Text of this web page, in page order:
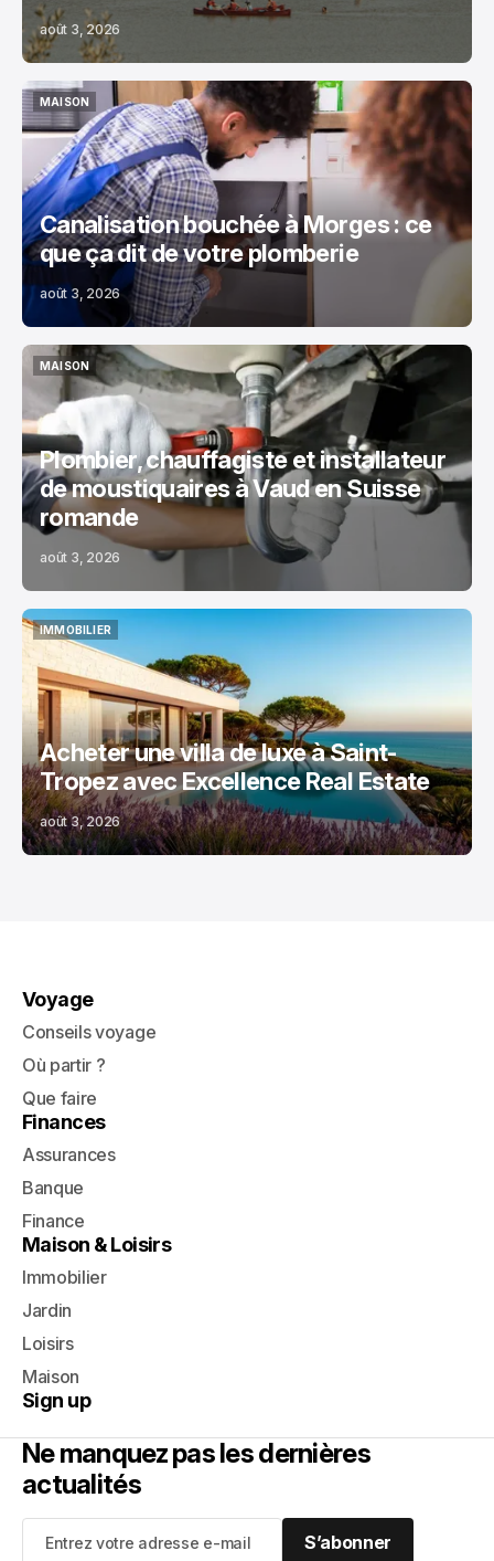
août 3, 2026
MAISON
MAISON
Canalisation bouchée à Morges : ce
que ça dit de votre plomberie
août 3, 2026
MAISON
MAISON
Plombier, chauffagiste et installateur
de moustiquaires à Vaud en Suisse
romande
août 3, 2026
IMMOBILIER
IMMOBILIER
Acheter une villa de luxe à Saint-
Tropez avec Excellence Real Estate
août 3, 2026
Voyage
Conseils voyage
Où partir ?
Que faire
Finances
Assurances
Banque
Finance
Maison & Loisirs
Immobilier
Jardin
Loisirs
Maison
Sign up
Ne manquez pas les dernières
actualités
S’abonner